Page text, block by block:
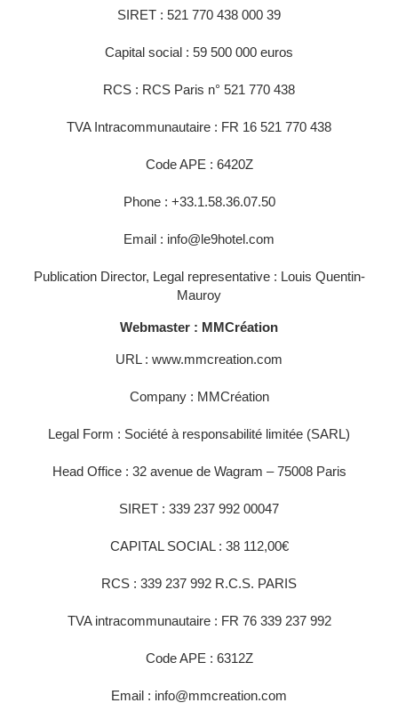
SIRET : 521 770 438 000 39
Capital social : 59 500 000 euros
RCS : RCS Paris n° 521 770 438
TVA Intracommunautaire : FR 16 521 770 438
Code APE : 6420Z
Phone : +33.1.58.36.07.50
Email : info@le9hotel.com
Publication Director, Legal representative : Louis Quentin-
Mauroy
Webmaster : MMCréation
URL : www.mmcreation.com
Company : MMCréation
Legal Form : Société à responsabilité limitée (SARL)
Head Office : 32 avenue de Wagram – 75008 Paris
SIRET : 339 237 992 00047
CAPITAL SOCIAL : 38 112,00€
RCS : 339 237 992 R.C.S. PARIS
TVA intracommunautaire : FR 76 339 237 992
Code APE : 6312Z
Email : info@mmcreation.com